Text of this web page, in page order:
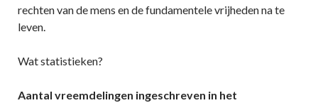
rechten van de mens en de fundamentele vrijheden na te
leven.
Wat statistieken?
Aantal vreemdelingen ingeschreven in het